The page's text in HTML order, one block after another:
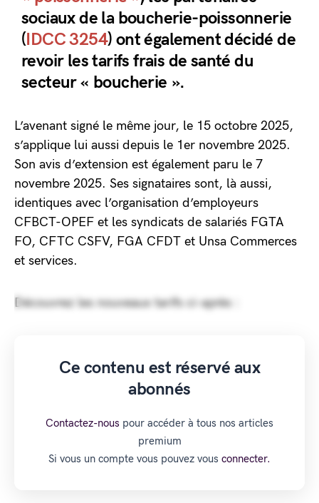
sociaux de la boucherie-poissonnerie
(IDCC 3254) ont également décidé de
revoir les tarifs frais de santé du
secteur « boucherie ».
L’avenant signé le même jour, le 15 octobre 2025,
s’applique lui aussi depuis le 1er novembre 2025.
Son avis d’extension est également paru le 7
novembre 2025. Ses signataires sont, là aussi,
identiques avec l’organisation d’employeurs
CFBCT-OPEF et les syndicats de salariés FGTA
FO, CFTC CSFV, FGA CFDT et Unsa Commerces
et services.
Découvrez les nouveaux tarifs ci-après :
Ce contenu est réservé aux
abonnés
Contactez-nous pour accéder à tous nos articles
premium
Si vous un compte vous pouvez vous connecter.